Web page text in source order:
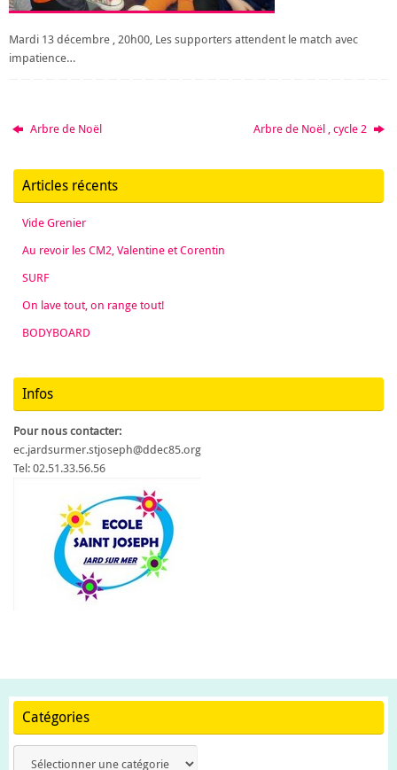
Mardi 13 décembre , 20h00, Les supporters attendent le match avec
impatience…
Arbre de Noël Arbre de Noël , cycle 2
Articles récents
Vide Grenier
Au revoir les CM2, Valentine et Corentin
SURF
On lave tout, on range tout!
BODYBOARD
Infos
Pour nous contacter:
ec.jardsurmer.stjoseph@ddec85.org
Tel: 02.51.33.56.56
Catégories